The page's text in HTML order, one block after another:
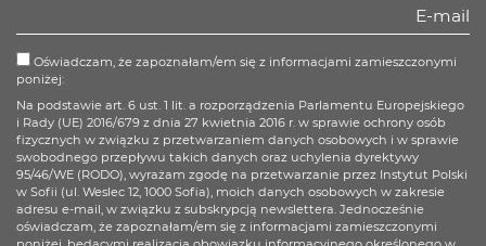
Oświadczam, że zapoznałam/em się z informacjami zamieszczonymi
poniżej:
Na podstawie art. 6 ust. 1 lit. a rozporządzenia Parlamentu Europejskiego
i Rady (UE) 2016/679 z dnia 27 kwietnia 2016 r. w sprawie ochrony osób
fizycznych w związku z przetwarzaniem danych osobowych i w sprawie
swobodnego przepływu takich danych oraz uchylenia dyrektywy
95/46/WE (RODO), wyrażam zgodę na przetwarzanie przez Instytut Polski
w Sofii (ul. Weslec 12, 1000 Sofia), moich danych osobowych w zakresie
adresu e-mail, w związku z subskrypcją newslettera. Jednocześnie
oświadczam, że zapoznałam/em się z informacjami zamieszczonymi